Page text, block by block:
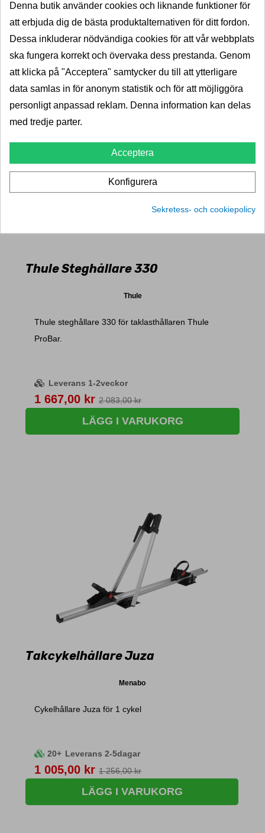
Pris
760,00 kr
LÄGG I VARUKORG
Thule Steghållare 330
Thule
Thule steghållare 330 för taklasthållaren Thule
ProBar.
Leverans 1-2veckor
Pris
1 667,00 kr 2 083,00 kr
LÄGG I VARUKORG
Takcykelhållare Juza
Menabo
Cykelhållare Juza för 1 cykel
20+ Leverans 2-5dagar
Pris
1 005,00 kr 1 256,00 kr
LÄGG I VARUKORG
Denna butik använder cookies och liknande funktioner för
att erbjuda dig de bästa produktalternativen för ditt fordon.
Dessa inkluderar nödvändiga cookies för att vår webbplats
ska fungera korrekt och övervaka dess prestanda. Genom
att klicka på "Acceptera" samtycker du till att ytterligare
data samlas in för anonym statistik och för att möjliggöra
personligt anpassad reklam. Denna information kan delas
med tredje parter.
Acceptera
Konfigurera
Sekretess- och cookiepolicy